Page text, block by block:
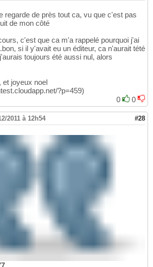
regarde de près tout ca, vu que c'est pas
de mon côté
c'est que ca m'a rappelé pourquoi j'ai
si il y'avait eu un éditeur, ca n'aurait tété
toujours été aussi nul, alors
et joyeux noel
?p=459)
0
0
2011 à 12h54 #28